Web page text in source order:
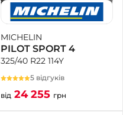
MICHELIN
PILOT SPORT 4
325/40 R22 114Y
5 відгуків
від 24 255 грн